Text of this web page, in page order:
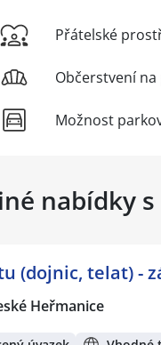
Přátelské
Občerstvení
Možnost
nabídky
(dojnic, telat) -
Heřmanice